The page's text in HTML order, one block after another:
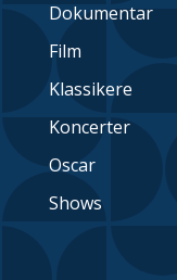
Dokumentar
Film
Klassikere
Koncerter
Oscar
Shows